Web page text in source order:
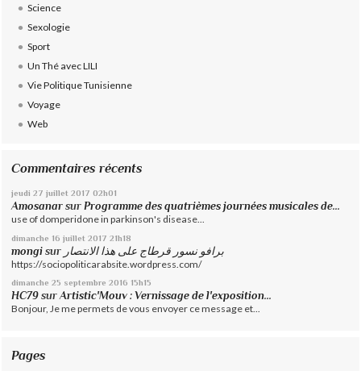
Science
Sexologie
Sport
Un Thé avec LILI
Vie Politique Tunisienne
Voyage
Web
Commentaires récents
jeudi 27 juillet 2017 02h01
Amosanar surProgramme des quatrièmes journées musicales de...
use of domperidone in parkinson's disease...
dimanche 16 juillet 2017 21h18
mongi sur برافو نسور قرطاج على هذا الانتصار
https://sociopoliticarabsite.wordpress.com/
dimanche 25 septembre 2016 15h15
HC79 surArtistic'Mouv : Vernissage de l'exposition...
Bonjour, Je me permets de vous envoyer ce message et...
Pages